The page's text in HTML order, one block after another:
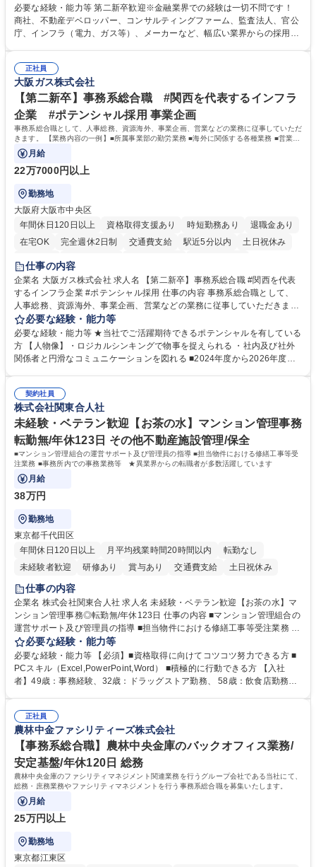
掛け合わせて広く社会に貢献していく職種です。 入社後は、横断的なロー
テーションを経て適性や専門性に応じたキャリアを形成していただきま
す。総合職として入社いただき、下記いずれかの部門でご活躍いただきま
ート・ナレッジ業務 ※それぞれの業務内容に関しては、別途その他労働条
件備考欄に記載 募集職種 【総合職/ポテンシャル採用(第2新卒)】投融資一
体型のソリューション提案
必要な経験・能力等 第二新卒歓迎※金融業界での経験は一切不問です！
商社、不動産デベロッパー、コンサルティングファーム、監査法人、官公
庁、インフラ（電力、ガス等）、メーカーなど、幅広い業界からの採用実
く高い志を併せもった人材を求めています。ポテンシャル採用（第2新
卒）では、金融業界での経験や知識を問いません。新たな時代を見据え
て、複雑化する社会課題の解決に向けて先鞭をつける役割を担いたい、と
いう気概をお持ちの方を心待ちにしています。 学歴・資格 学歴：大学院
大学 語学力： 資格：
正社員
大阪ガス株式会社
【第二新卒】事務系総合職 #関西を代表するインフラ
企業 #ポテンシャル採用 事業企画
事務系総合職として、人事総務、資源海外、事業企画、営業などの業務に従事していただ
きます。 【業務内容の一例】■所属事業部の勤労業務 ■海外に関係する各種業務 ■営業部
門の企画スタッフ、ルート営業
月給
22万7000円以上
勤務地
大阪府大阪市中央区
年間休日120日以上
資格取得支援あり 時短勤務あり
退職金あり
在宅OK
完全週休2日制 交通費支給 駅近5分以内
土日祝休み
服装自由
第二新卒歓迎
仕事の内容
企業名 大阪ガス株式会社 求人名 【第二新卒】事務系総合職 #関西を代表
するインフラ企業 #ポテンシャル採用 仕事の内容 事務系総合職として、
人事総務、資源海外、事業企画、営業などの業務に従事していただきま
す。 【業務内容の一例】■所属事業部の勤労業務 ■海外に関係する各種業
務 ■営業部門の企画スタッフ、ルート営業 【キャリアパス】入社後の配属
ポジションで一定期間ご活躍頂いた後、本人の適性及び将来のキャリアを
鑑みてジョブローテーションを行います。 【育成】OJTでの現場育成や研
表するインフラ企業 #ポテンシャル採用
必要な経験・能力等
必要な経験・能力等 ★当社でご活躍期待できるポテンシャルを有している
方 【人物像】・ロジカルシンキングで物事を捉えられる ・社内及び社外
関係者と円滑なコミュニケーションを図れる ■2024年度から2026年度ま
72.html ■エネルギーセキュリティの不安定化や気候変動による自然災害の
甚大化など、これまで以上に社会課題解決の重要性が高まっています。
「未来の日常」の創造に向けて持続可能な社会の実現に貢献してまいりま
す。 学歴・資格 学歴：大学院 大学 語学力： 資格：
契約社員
株式会社関東合人社
未経験・ベテラン歓迎【お茶の水】マンション管理事務
転勤無/年休123日 その他不動産施設管理/保全
■マンション管理組合の運営サポート及び管理員の指導 ■担当物件における修繕工事等受
注業務 ■事務所内での事務業務等 ★異業界からの転職者が多数活躍しています
月給
38万円
勤務地
東京都千代田区
年間休日120日以上
月平均残業時間20時間以内
転勤なし
未経験者歓迎
研修あり 賞与あり 交通費支給 土日祝休み
仕事の内容
企業名 株式会社関東合人社 求人名 未経験・ベテラン歓迎【お茶の水】マ
ンション管理事務◎転勤無/年休123日 仕事の内容 ■マンション管理組合の
運営サポート及び管理員の指導 ■担当物件における修繕工事等受注業務 ■
事務所内での事務業務等 ★異業界からの転職者が多数活躍しています
【年収補足】532万円 ＋別途インセンティヴで平均約100万円/年（昨年度
実績） ＋管理業務主任者資格手当50,000円/月 ★親会社である株式会社合
人社計画研究所社のグループ会社として、質の高いサービスと適性価格を
無/年休123日
必要な経験・能力等
必要な経験・能力等 【必須】■資格取得に向けてコツコツ努力できる方 ■
PCスキル（Excel,PowerPoint,Word） ■積極的に行動できる方 【入社
者】49歳：事務経験、32歳：ドラッグストア勤務、 58歳：飲食店勤務
得出来ております！ 【魅力】■フレックス制度、未経験からでも下限年収
を一律支給！ ■管理業務主任者資格取得後には50,000円/月の手当あり！
学歴・資格 学歴：大学院 大学 高専 短大 専修学校 高校 語学力： 資格：第
一種運転免許普通自動車
正社員
農林中金ファシリティーズ株式会社
【事務系総合職】農林中央金庫のバックオフィス業務/
安定基盤/年休120日 総務
農林中央金庫のファシリティマネジメント関連業務を行うグループ会社である当社にて、
総務・庶務業務やファシリティマネジメントを行う事務系総合職を募集いたします。
月給
25万円以上
勤務地
東京都江東区